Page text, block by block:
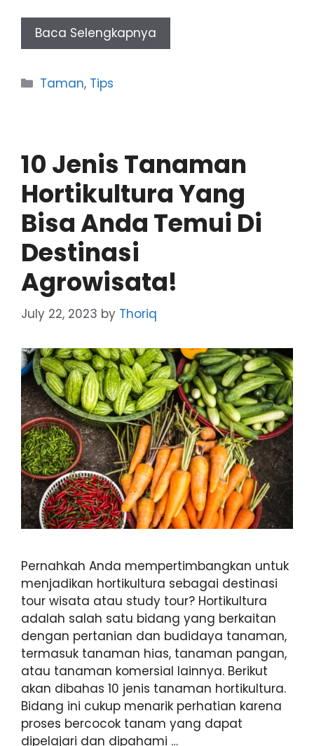
Baca Selengkapnya
Categories
Taman, Tips
10 Jenis Tanaman
Hortikultura Yang
Bisa Anda Temui Di
Destinasi
Agrowisata!
July 22, 2023 by Thoriq
Pernahkah Anda mempertimbangkan untuk
menjadikan hortikultura sebagai destinasi
tour wisata atau study tour? Hortikultura
adalah salah satu bidang yang berkaitan
dengan pertanian dan budidaya tanaman,
termasuk tanaman hias, tanaman pangan,
atau tanaman komersial lainnya. Berikut
akan dibahas 10 jenis tanaman hortikultura.
Bidang ini cukup menarik perhatian karena
proses bercocok tanam yang dapat
dipelajari dan dipahami …